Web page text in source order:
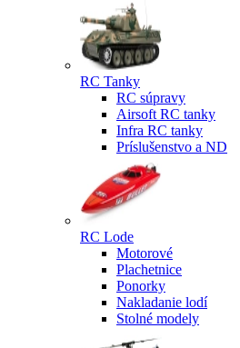
RC Tanky
RC súpravy
Airsoft RC tanky
Infra RC tanky
Príslušenstvo a ND
RC Lode
Motorové
Plachetnice
Ponorky
Nakladanie lodí
Stolné modely